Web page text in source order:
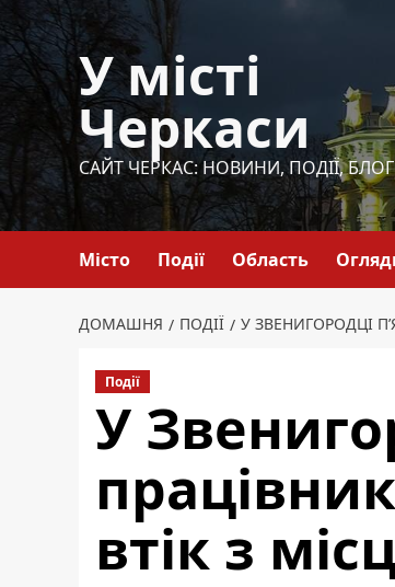
Перейти
до
вмісту
У місті
Черкаси
САЙТ ЧЕРКАС: НОВИНИ, ПОДІЇ,
Місто Події Область
ДОМАШНЯ ПОДІЇ У ЗВЕНИГОРОДЦІ
Події
У
втік з